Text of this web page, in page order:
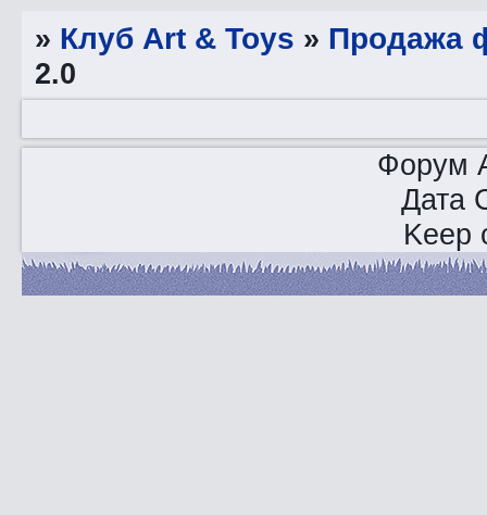
» Клуб Art & Toys » Продажа
2.0
Форум
Дата
Keep